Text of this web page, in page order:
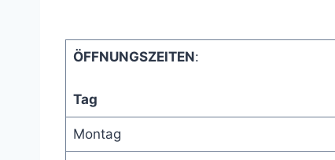
ÖFFNUNGSZEITEN:
Tag
Montag